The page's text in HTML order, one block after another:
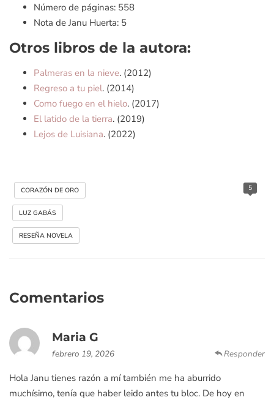
Número de páginas: 558
Nota de Janu Huerta: 5
Otros libros de la autora:
Palmeras en la nieve. (2012)
Regreso a tu piel. (2014)
Como fuego en el hielo. (2017)
El latido de la tierra. (2019)
Lejos de Luisiana. (2022)
5
CORAZÓN DE ORO
LUZ GABÁS
RESEÑA NOVELA
Comentarios
Maria G
febrero 19, 2026 Responder
Hola Janu tienes razón a mí también me ha aburrido
muchísimo, tenía que haber leido antes tu bloc. De hoy en